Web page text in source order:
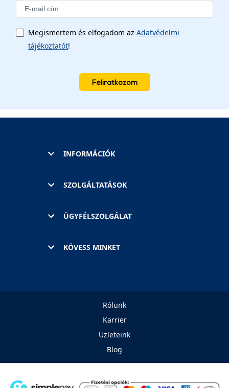
Megismertem és elfogadom az Adatvédelmi
tájékoztatót!
Feliratkozom
INFORMÁCIÓK
SZOLGÁLTATÁSOK
ÜGYFÉLSZOLGÁLAT
KÖVESS MINKET
Rólunk
Karrier
Üzleteink
Blog